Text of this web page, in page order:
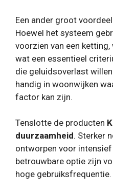
Een ander groot
Hoewel het systeem
voorzien van een
wat een essentieel
die geluidsoverlast
handig in woonwijken
factor kan zijn.
Tenslotte de producten
duurzaamheid. Sterker
ontworpen voor
betrouwbare optie zijn
hoge gebruiksfrequentie.